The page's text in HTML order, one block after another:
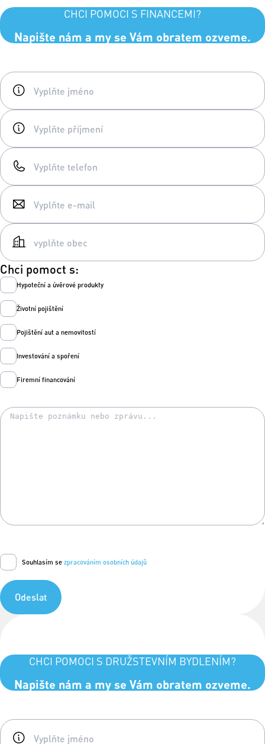
CHCI POMOCI S FINANCEMI?
Napište nám a my se Vám obratem ozveme.
Chci pomoct s:
Hypoteční a úvěrové produkty
Životní pojištění
Pojištění aut a nemovitostí
Investování a spoření
Firemní financování
Souhlasím se zpracováním osobních údajů
Odeslat
CHCI POMOCI S DRUŽSTEVNÍM BYDLENÍM?
Napište nám a my se Vám obratem ozveme.